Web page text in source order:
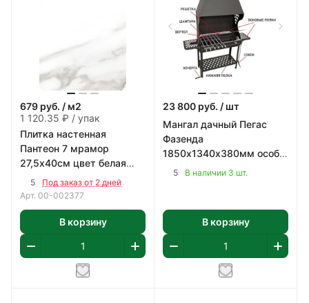
679 руб. / м2
1 120.35 ₽ / упак
Плитка настенная
Пантеон 7 мрамор
27,5х40см цвет белая
1,65 м2/уп
5
Под заказ от 2 дней
Арт. 00-002377
В корзину
23 800 руб. / шт
Мангал дачный Пегас
Фазенда
1850х1340х380мм особо
прочная котловая сталь
5 В наличии 3 шт.
В корзину